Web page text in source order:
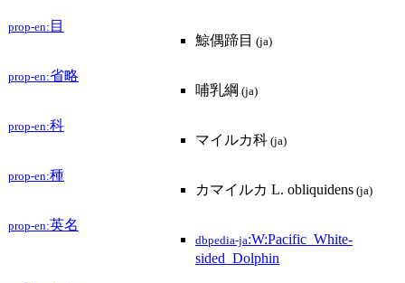
prop-en: 目
鯨偶蹄目 (ja)
prop-en:省略
哺乳綱 (ja)
prop-en:科
マイルカ科 (ja)
prop-en:種
カマイルカ L. obliquidens (ja)
prop-en:英名
dbpedia-ja:W:Pacific_White-
sided_Dolphin